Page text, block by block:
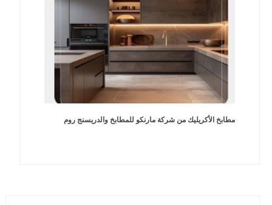
مطابخ الأكريليك من شركة مارنكو للمطابخ والدريسنج روم